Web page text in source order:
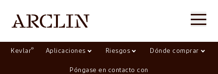
Kevlar® Aplicaciones Riesgos Dónde comprar
Póngase en contacto con